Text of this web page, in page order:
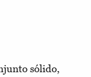
sólido,